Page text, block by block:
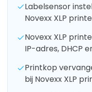
Labelsensor
Novexx XLP
Novexx XLP
IP-adres, DHCP
Printkop
bij Novexx XLP